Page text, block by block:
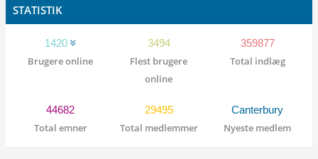
STATISTIK
1420
Brugere online
3494
Flest brugere
online
359877
Total indlæg
44682
Total emner
29495
Total medlemmer
Canterbury
Nyeste medlem